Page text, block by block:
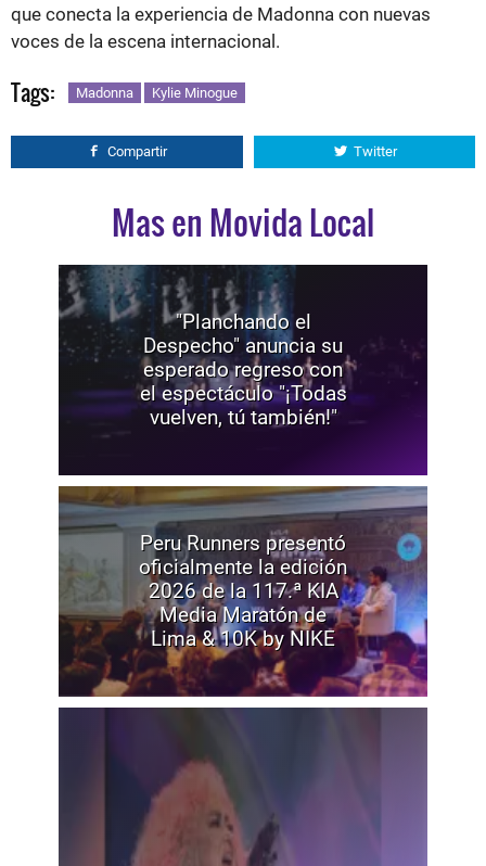
que conecta la experiencia de Madonna con nuevas
voces de la escena internacional.
Tags: Madonna Kylie Minogue
Compartir Twitter
Mas en Movida Local
"Planchando el
Despecho" anuncia su
esperado regreso con
el espectáculo "¡Todas
vuelven, tú también!"
Peru Runners presentó
oficialmente la edición
2026 de la 117.ª KIA
Media Maratón de
Lima & 10K by NIKE